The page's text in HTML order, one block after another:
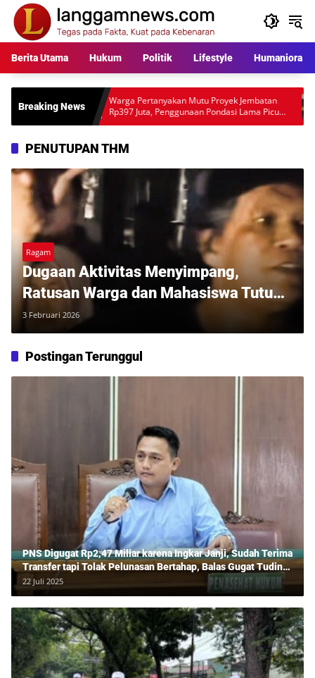
Langsung
konten
Berita Utama Hukum Politik Lifestyle Humaniora
Breaking NewsWarga Pertanyakan Mutu Proyek Jembatan
Rp397 Juta, Penggunaan Pondasi Lama Picu
Desakan Audit Lapangan
Polisi
PENUTUPAN THM
Ragam
Dugaan Aktivitas Menyimpang,
Ratusan Warga dan Mahasiswa Tutup
Paksa THM New Paragon Pekanbaru
3 Februari 2026
Postingan Terunggul
PNS Digugat Rp2,47 Miliar karena Ingkar Janji, Sudah Terima
Transfer tapi Tolak Pelunasan Bertahap, Balas Gugat Tuding
Lawan Tipu Rp850 Juta
22 Juli 2025